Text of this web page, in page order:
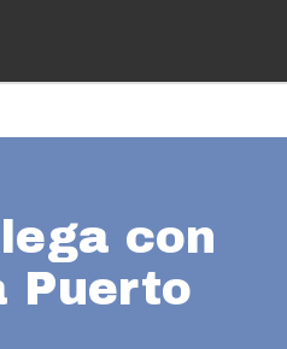
con
Puerto